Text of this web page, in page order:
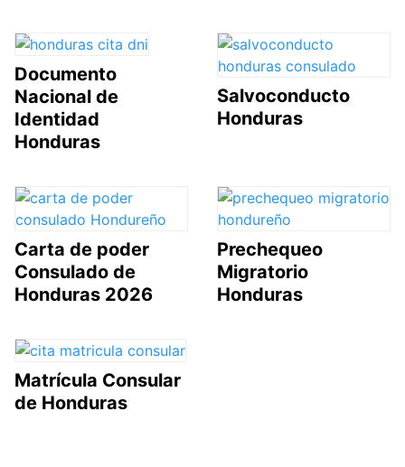
Documento
Nacional de
Identidad
Honduras
Salvoconducto
Honduras
Carta de poder
Consulado de
Honduras 2026
Prechequeo
Migratorio
Honduras
Matrícula Consular
de Honduras